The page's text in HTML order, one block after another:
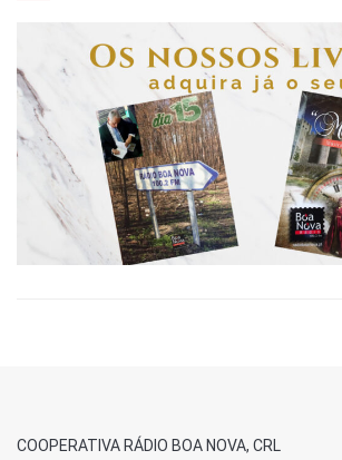
COOPERATIVA RÁDIO BOA NOVA, CRL